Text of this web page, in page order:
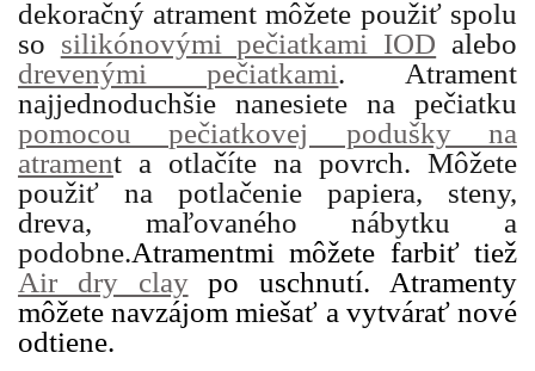
dekoračný atrament môžete použiť spolu
so silikónovými pečiatkami IOD alebo
drevenými pečiatkami. Atrament
najjednoduchšie nanesiete na pečiatku
pomocou pečiatkovej podušky na
atrament a otlačíte na povrch. Môžete
použiť na potlačenie papiera, steny,
dreva, maľovaného nábytku a
podobne.Atramentmi môžete farbiť tiež
Air dry claypo uschnutí. Atramenty
môžete navzájom miešať a vytvárať nové
odtiene.